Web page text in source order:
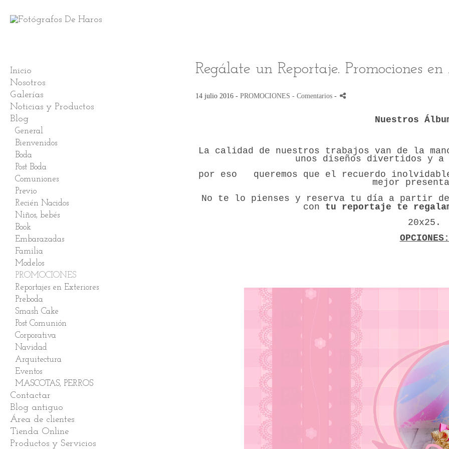
Inicio
Nosotros
Galerías
Smash Cake
Bodas
Comuniones
Niños/Bebés
Embarazadas
Familia
Recién nacidos. Newborn
Mascotas
Arquitectura
Postcomunión
Imágenes de Instagram
Noticias y Productos
Blog
General
Bienvenidos
Boda
Post Boda
Comuniones
Previo
Recién Nacidos
Niños, bebés
Book
Embarazadas
Familia
Modelos
PROMOCIONES
Reportajes en Exteriores
Preboda
Smash Cake
Post Comunión
Corporativa
Navidad
Arquitectura
Eventos
MASCOTAS, PERROS
Contactar
Blog antiguo
Área de clientes
Tienda Online
Productos y Servicios
Regálate un Reportaje. Promociones
14 julio 2016 - PROMOCIONES - Comentarios -
Nuestros
La calidad de nuestros trabajos van de la
unos diseños divertidos y
por eso queremos que el recuerdo
mejor
No te lo pienses y reserva tu día a partir
con tu reportaje te
20x25.
OPCIONES: